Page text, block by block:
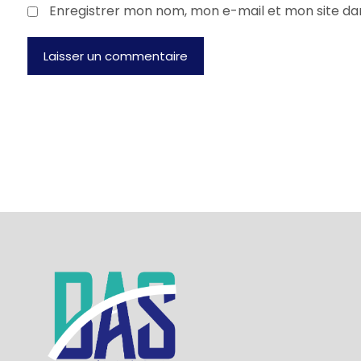
Enregistrer mon nom, mon e-mail et mon site
Laisser un commentaire